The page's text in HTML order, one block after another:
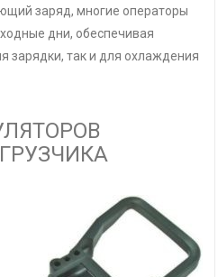
заряд, многие операторы
дни, обеспечивая
зарядки, так и для охлаждения